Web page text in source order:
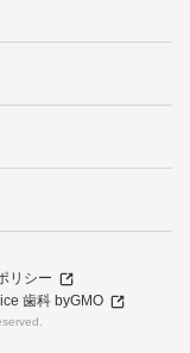
リシー
歯科 byGMO